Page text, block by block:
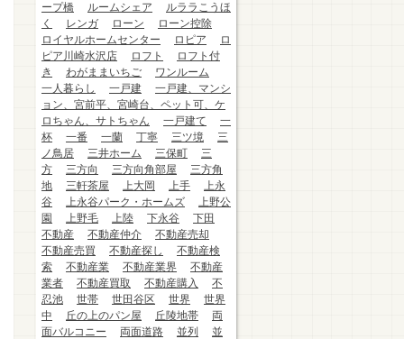
ープ橋
ルームシェア
ルララこうほ
く
レンガ ローン
ローン控除
ロイヤルホームセンター
ロピア
ロ
ピア川崎水沢店
ロフト
ロフト付
き
わがままいちご
ワンルーム
一人暮らし
一戸建
一戸建、マンシ
ョン、宮前平、宮崎台、ペット可、ケ
ロちゃん、サトちゃん
一戸建て
一
杯
一番 一蘭 丁寧 三ツ境
三
ノ鳥居
三井ホーム 三保町
三
方
三方向 三方向角部屋
三方角
地
三軒茶屋 上大岡 上手
上永
谷
上永谷パーク・ホームズ
上野公
園
上野毛 上陸 下永谷
下田
不動産
不動産仲介
不動産売却
不動産売買
不動産探し
不動産検
索
不動産業 不動産業界
不動産
業者
不動産買取 不動産購入
不
忍池
世帯 世田谷区 世界
世界
中
丘の上のパン屋 丘陵地帯
両
面バルコニー
両面道路 並列
並